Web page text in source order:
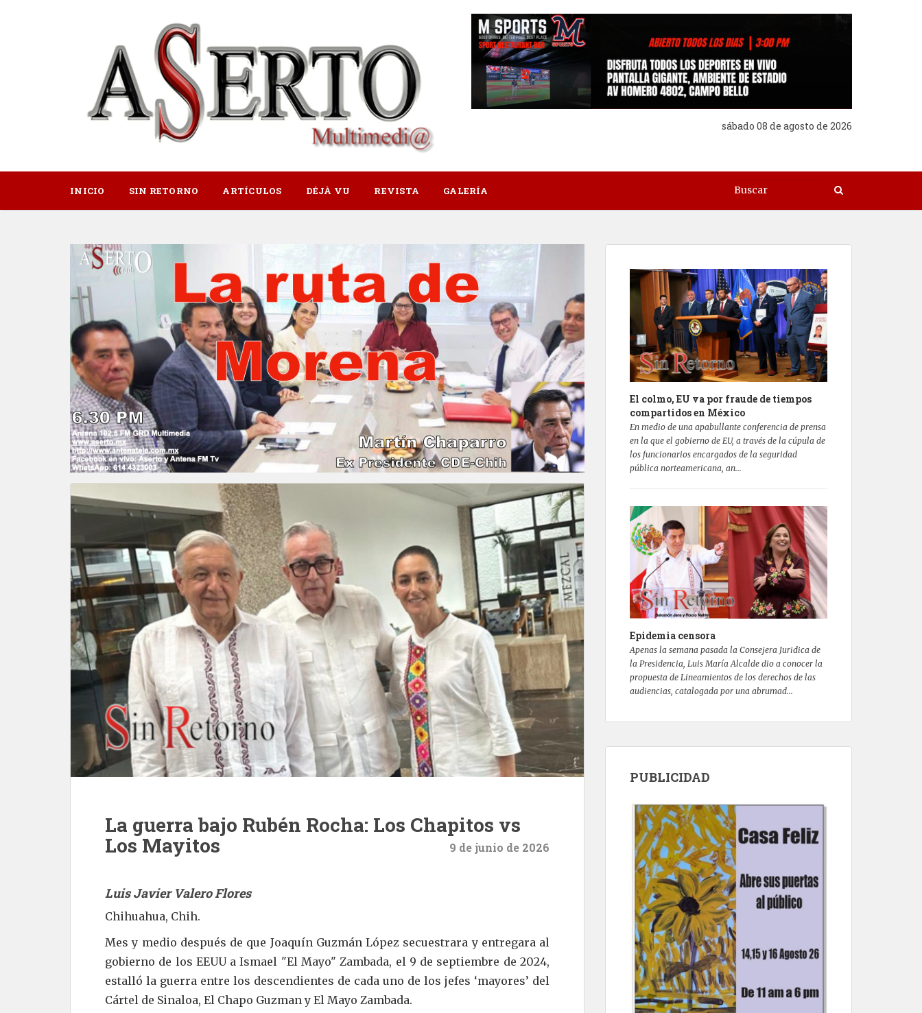
sábado 08 de agosto de 2026
INICIO SIN RETORNO ARTÍCULOS DÉJÀ VU REVISTA GALERÍA
La guerra bajo Rubén Rocha: Los Chapitos vs
Los Mayitos
9 de junio de 2026
Luis Javier Valero Flores
Chihuahua, Chih.
Mes y medio después de que Joaquín Guzmán López secuestrara y entregara al
gobierno de los EEUU a Ismael "El Mayo" Zambada, el 9 de septiembre de 2024,
estalló la guerra entre los descendientes de cada uno de los jefes ‘mayores’ del
Cártel de Sinaloa, El Chapo Guzman y El Mayo Zambada.
El colmo, EU va por fraude de tiempos
compartidos en México
En medio de una apabullante conferencia de prensa
en la que el gobierno de EU, a través de la cúpula de
los funcionarios encargados de la seguridad
pública norteamericana, an...
Epidemia censora
Apenas la semana pasada la Consejera Juridica de
la Presidencia, Luis María Alcalde dio a conocer la
propuesta de Lineamientos de los derechos de las
audiencias, catalogada por una abrumad...
PUBLICIDAD